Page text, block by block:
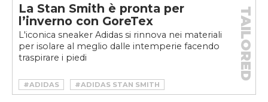
La Stan Smith è pronta per
l’inverno con GoreTex
L'iconica sneaker Adidas si rinnova nei materiali
per isolare al meglio dalle intemperie facendo
traspirare i piedi
TAILORED
#ADIDAS
#ADIDAS STAN SMITH
#GORE-TEX
#SNEAKER #STAN SMITH